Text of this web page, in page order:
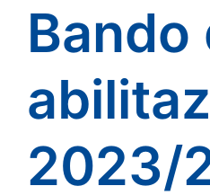
Bando
2023/